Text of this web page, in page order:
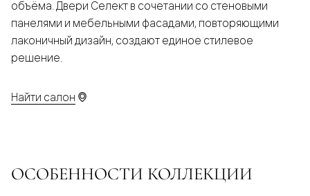
объёма. Двери Селект в сочетании со стеновыми
панелями и мебельными фасадами, повторяющими
лаконичный дизайн, создают единое стилевое
решение.
Найти салон
ОСОБЕННОСТИ КОЛЛЕКЦИИ